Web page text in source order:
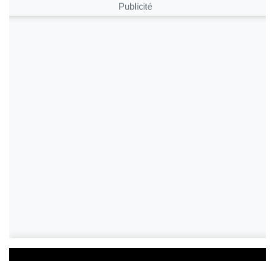
Publicité